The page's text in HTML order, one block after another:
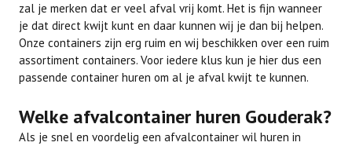
zal je merken dat er veel afval vrij komt. Het is fijn wanneer
je dat direct kwijt kunt en daar kunnen wij je dan bij helpen.
Onze containers zijn erg ruim en wij beschikken over een ruim
assortiment containers. Voor iedere klus kun je hier dus een
passende container huren om al je afval kwijt te kunnen.
Welke afvalcontainer huren Gouderak?
Als je snel en voordelig een afvalcontainer wil huren in